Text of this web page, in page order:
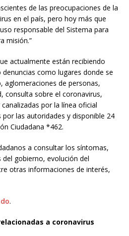
de las preocupaciones de la
en el país, pero hoy más que
responsable del Sistema para
misión.”
actualmente están recibiendo
como lugares donde se
aglomeraciones de personas,
consulta sobre el coronavirus,
por la línea oficial
las autoridades y disponible 24
Ciudadana *462.
a consultar los síntomas,
gobierno, evolución del
otras informaciones de interés,
.
a coronavirus